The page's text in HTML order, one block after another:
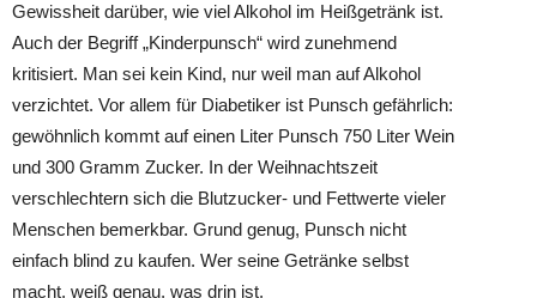
Gewissheit darüber, wie viel Alkohol im Heißgetränk ist.
Auch der Begriff „Kinderpunsch“ wird zunehmend
kritisiert. Man sei kein Kind, nur weil man auf Alkohol
verzichtet. Vor allem für Diabetiker ist Punsch gefährlich:
gewöhnlich kommt auf einen Liter Punsch 750 Liter Wein
und 300 Gramm Zucker. In der Weihnachtszeit
verschlechtern sich die Blutzucker- und Fettwerte vieler
Menschen bemerkbar. Grund genug, Punsch nicht
einfach blind zu kaufen. Wer seine Getränke selbst
macht, weiß genau, was drin ist.